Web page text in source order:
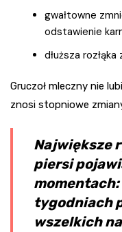
gwałtowne
odstawienie
dłuższa
Gruczoł mleczny nie
znosi stopniowe
Największe
piersi
tygodniach
wszelkich